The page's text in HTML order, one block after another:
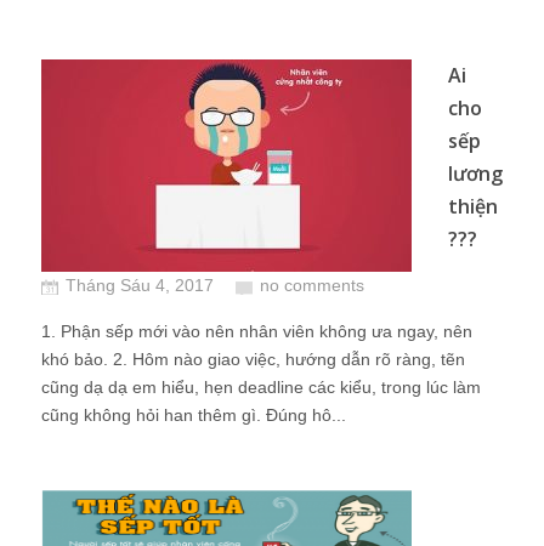
Ai
cho
sếp
lương
thiện
???
Tháng Sáu 4, 2017 no comments
1. Phận sếp mới vào nên nhân viên không ưa ngay, nên
khó bảo. 2. Hôm nào giao việc, hướng dẫn rõ ràng, tẽn
cũng dạ dạ em hiểu, hẹn deadline các kiểu, trong lúc làm
cũng không hỏi han thêm gì. Đúng hô...